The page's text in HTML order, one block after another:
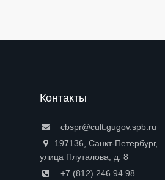
Контакты
cbspr@cult.gugov.spb.ru
197136, Санкт-Петербург,
улица Плуталова, д. 8
+7 (812) 246 94 98